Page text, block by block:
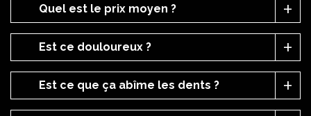
Quel est le prix moyen ?
Est ce douloureux ?
Est ce que ça abîme les dents ?